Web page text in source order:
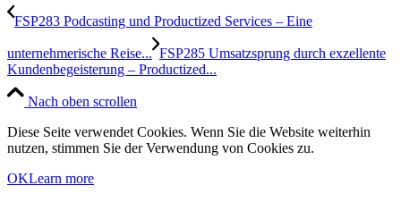
FSP283 Podcasting und Productized Services – Eine
unternehmerische Reise... FSP285 Umsatzsprung durch exzellente
Kundenbegeisterung – Productized...
Nach oben scrollen
Diese Seite verwendet Cookies. Wenn Sie die Website weiterhin
nutzen, stimmen Sie der Verwendung von Cookies zu.
OKLearn more